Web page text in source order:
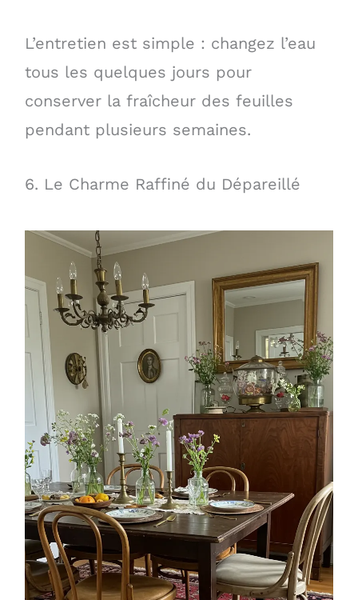
L’entretien est simple : changez l’eau
tous les quelques jours pour
conserver la fraîcheur des feuilles
pendant plusieurs semaines.
6. Le Charme Raffiné du Dépareillé